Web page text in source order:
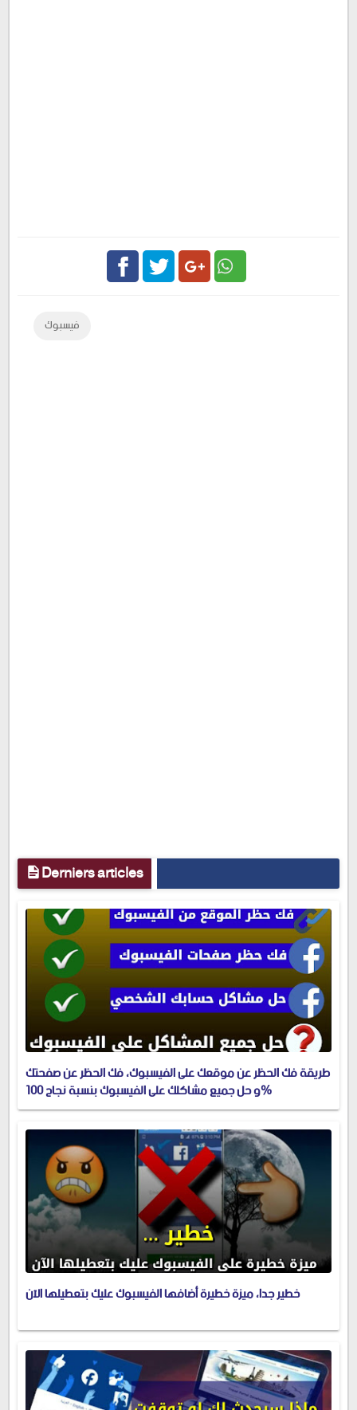
فيسبوك
Derniers articles
طريقة فك الحظر عن موقعك على الفيسبوك، فك الحظر عن صفحتك
و حل جميع مشاكلك على الفيسبوك بنسبة نجاح 100%
خطير جدا، ميزة خطيرة أضافها الفيسبوك عليك بتعطيلها الآن